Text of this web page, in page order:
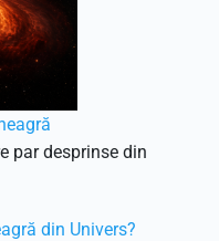
par desprinse din
din Univers?